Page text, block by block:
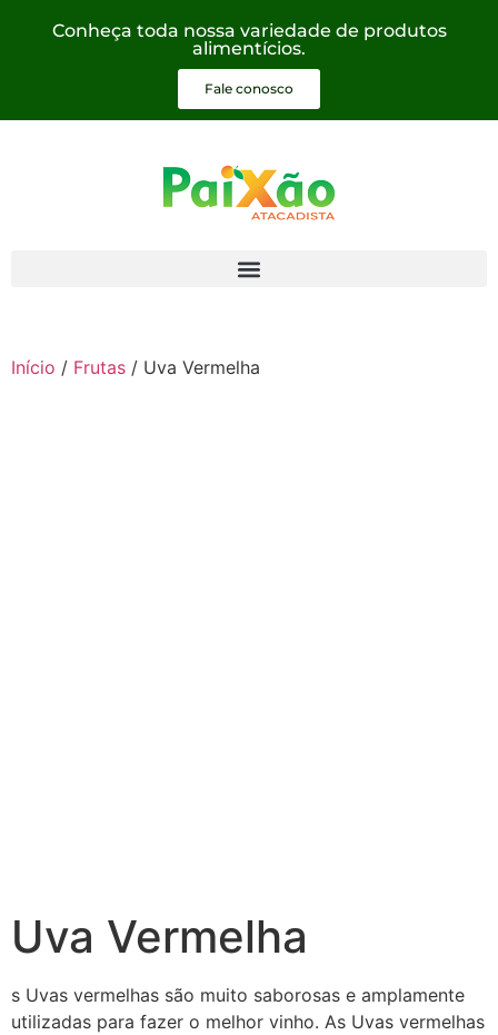
Conheça toda nossa variedade de produtos
alimentícios.
Fale conosco
Início / Frutas / Uva Vermelha
Uva Vermelha
s Uvas vermelhas são muito saborosas e amplamente
utilizadas para fazer o melhor vinho. As Uvas vermelhas